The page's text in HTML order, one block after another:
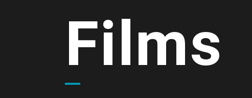
Films